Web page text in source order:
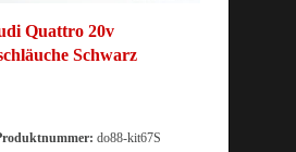
Quattro 20v
Schwarz
do88-kit67S